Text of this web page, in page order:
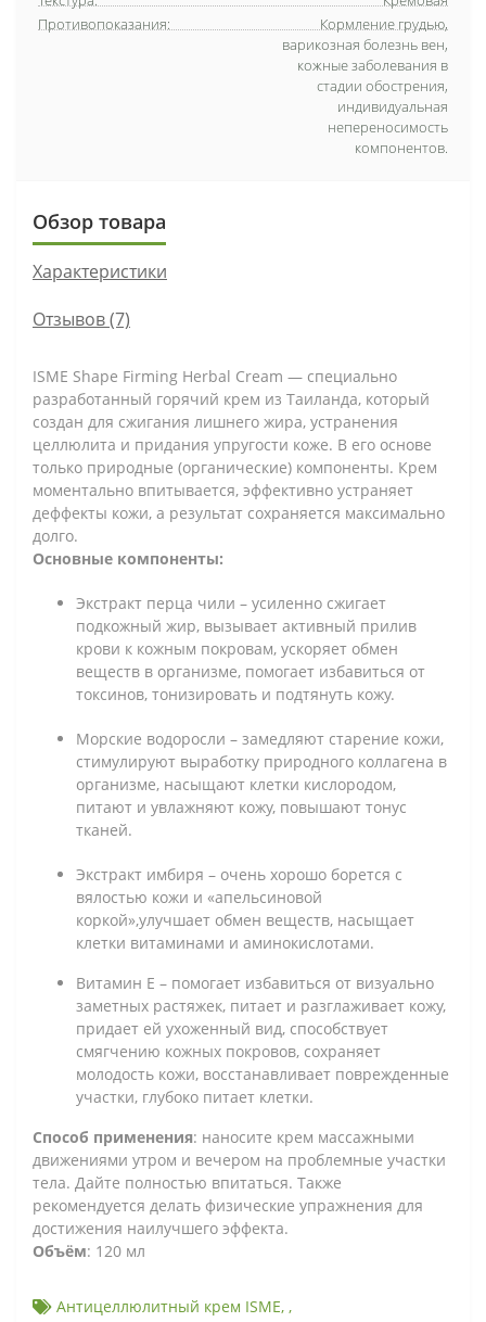
Противопоказания:
Кормление грудью,
варикозная болезнь вен,
кожные заболевания в
стадии обострения,
индивидуальная
непереносимость
компонентов.
Обзор товара
Характеристики
Отзывов (7)
ISME Shape Firming Herbal Cream — специально
разработанный горячий крем из Таиланда, который
создан для сжигания лишнего жира, устранения
целлюлита и придания упругости коже. В его основе
только природные (органические) компоненты. Крем
моментально впитывается, эффективно устраняет
деффекты кожи, а результат сохраняется максимально
долго.
Основные компоненты:
Экстракт перца чили – усиленно сжигает
подкожный жир, вызывает активный прилив
крови к кожным покровам, ускоряет обмен
веществ в организме, помогает избавиться от
токсинов, тонизировать и подтянуть кожу.
Морские водоросли – замедляют старение кожи,
стимулируют выработку природного коллагена в
организме, насыщают клетки кислородом,
питают и увлажняют кожу, повышают тонус
тканей.
Экстракт имбиря – очень хорошо борется с
вялостью кожи и «апельсиновой
коркой»,улучшает обмен веществ, насыщает
клетки витаминами и аминокислотами.
Витамин Е – помогает избавиться от визуально
заметных растяжек, питает и разглаживает кожу,
придает ей ухоженный вид, способствует
смягчению кожных покровов, сохраняет
молодость кожи, восстанавливает поврежденные
участки, глубоко питает клетки.
Способ применения: наносите крем массажными
движениями утром и вечером на проблемные участки
тела. Дайте полностью впитаться. Также
рекомендуется делать физические упражнения для
достижения наилучшего эффекта.
Объём: 120 мл
Антицеллюлитный крем ISME, ,